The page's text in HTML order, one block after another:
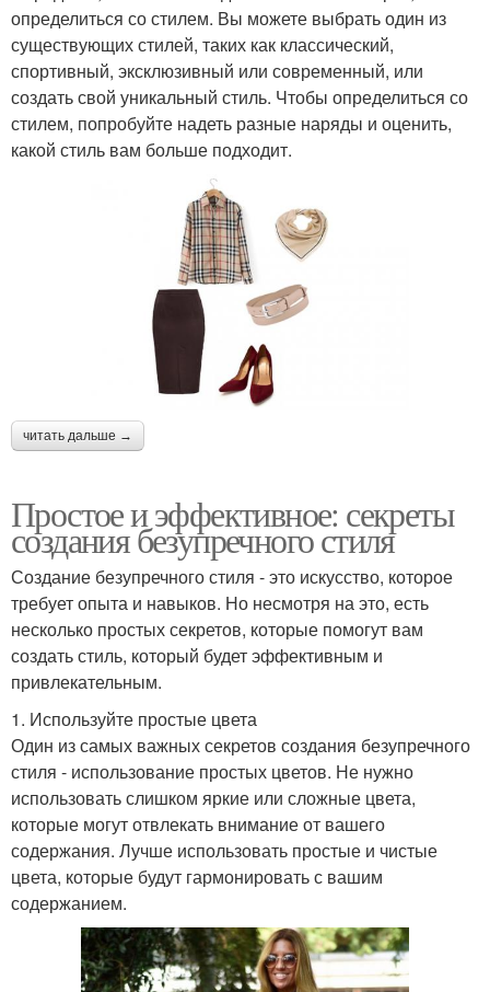
определиться со стилем. Вы можете выбрать один из
существующих стилей, таких как классический,
спортивный, эксклюзивный или современный, или
создать свой уникальный стиль. Чтобы определиться со
стилем, попробуйте надеть разные наряды и оценить,
какой стиль вам больше подходит.
читать дальше →
Простое и эффективное: секреты
создания безупречного стиля
Создание безупречного стиля - это искусство, которое
требует опыта и навыков. Но несмотря на это, есть
несколько простых секретов, которые помогут вам
создать стиль, который будет эффективным и
привлекательным.
1. Используйте простые цвета
Один из самых важных секретов создания безупречного
стиля - использование простых цветов. Не нужно
использовать слишком яркие или сложные цвета,
которые могут отвлекать внимание от вашего
содержания. Лучше использовать простые и чистые
цвета, которые будут гармонировать с вашим
содержанием.